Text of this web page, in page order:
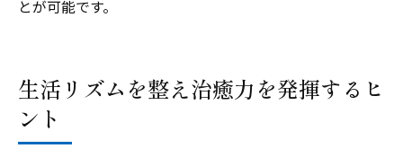
とが可能です。
生活リズムを整え治癒力を発揮するヒ
ント